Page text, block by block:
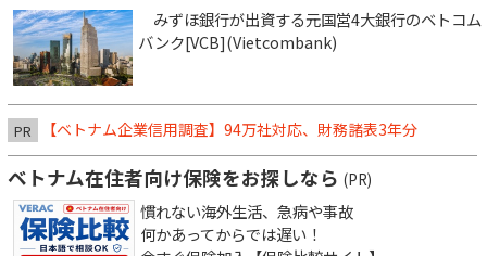
みずほ銀行が出資する元国営4大銀行のベトコム
バンク[VCB](Vietcombank)
PR 【ベトナム企業信用調査】94万社対応、財務諸表3年分
ベトナム在住者向け保険をお探しなら (PR)
慣れない海外生活、急病や事故
何かあってからでは遅い！